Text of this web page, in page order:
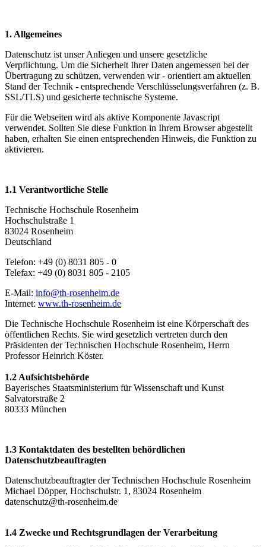
1. Allgemeines
Datenschutz ist unser Anliegen und unsere gesetzliche
Verpflichtung. Um die Sicherheit Ihrer Daten angemessen bei der
Übertragung zu schützen, verwenden wir - orientiert am aktuellen
Stand der Technik - entsprechende Verschlüsselungsverfahren (z. B.
SSL/TLS) und gesicherte technische Systeme.
Für die Webseiten wird als aktive Komponente Javascript
verwendet. Sollten Sie diese Funktion in Ihrem Browser abgestellt
haben, erhalten Sie einen entsprechenden Hinweis, die Funktion zu
aktivieren.
1.1 Verantwortliche Stelle
Technische Hochschule Rosenheim
Hochschulstraße 1
83024 Rosenheim
Deutschland
Telefon: +49 (0) 8031 805 - 0
Telefax: +49 (0) 8031 805 - 2105
E-Mail: info@th-rosenheim.de
Internet: www.th-rosenheim.de
Die Technische Hochschule Rosenheim ist eine Körperschaft des
öffentlichen Rechts. Sie wird gesetzlich vertreten durch den
Präsidenten der Technischen Hochschule Rosenheim, Herrn
Professor Heinrich Köster.
1.2 Aufsichtsbehörde
Bayerisches Staatsministerium für Wissenschaft und Kunst
Salvatorstraße 2
80333 München
1.3 Kontaktdaten des bestellten behördlichen
Datenschutzbeauftragten
Datenschutzbeauftragter der Technischen Hochschule Rosenheim
Michael Döpper, Hochschulstr. 1, 83024 Rosenheim
datenschutz@th-rosenheim.de
1.4 Zwecke und Rechtsgrundlagen der Verarbeitung